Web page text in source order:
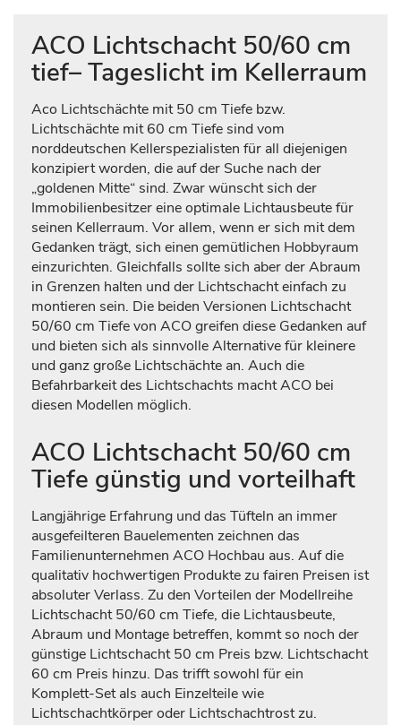
ACO Lichtschacht 50/60 cm
tief– Tageslicht im Kellerraum
Aco Lichtschächte mit 50 cm Tiefe bzw.
Lichtschächte mit 60 cm Tiefe sind vom
norddeutschen Kellerspezialisten für all diejenigen
konzipiert worden, die auf der Suche nach der
„goldenen Mitte“ sind. Zwar wünscht sich der
Immobilienbesitzer eine optimale Lichtausbeute für
seinen Kellerraum. Vor allem, wenn er sich mit dem
Gedanken trägt, sich einen gemütlichen Hobbyraum
einzurichten. Gleichfalls sollte sich aber der Abraum
in Grenzen halten und der Lichtschacht einfach zu
montieren sein. Die beiden Versionen Lichtschacht
50/60 cm Tiefe von ACO greifen diese Gedanken auf
und bieten sich als sinnvolle Alternative für kleinere
und ganz große Lichtschächte an. Auch die
Befahrbarkeit des Lichtschachts macht ACO bei
diesen Modellen möglich.
ACO Lichtschacht 50/60 cm
Tiefe günstig und vorteilhaft
Langjährige Erfahrung und das Tüfteln an immer
ausgefeilteren Bauelementen zeichnen das
Familienunternehmen ACO Hochbau aus. Auf die
qualitativ hochwertigen Produkte zu fairen Preisen ist
absoluter Verlass. Zu den Vorteilen der Modellreihe
Lichtschacht 50/60 cm Tiefe, die Lichtausbeute,
Abraum und Montage betreffen, kommt so noch der
günstige Lichtschacht 50 cm Preis bzw. Lichtschacht
60 cm Preis hinzu. Das trifft sowohl für ein
Komplett-Set als auch Einzelteile wie
Lichtschachtkörper oder Lichtschachtrost zu.